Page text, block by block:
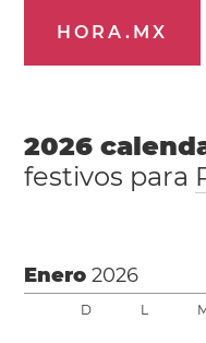
HORA.MX
2026
festivos para
Enero2026
D L